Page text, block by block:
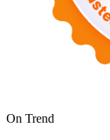
On Trend